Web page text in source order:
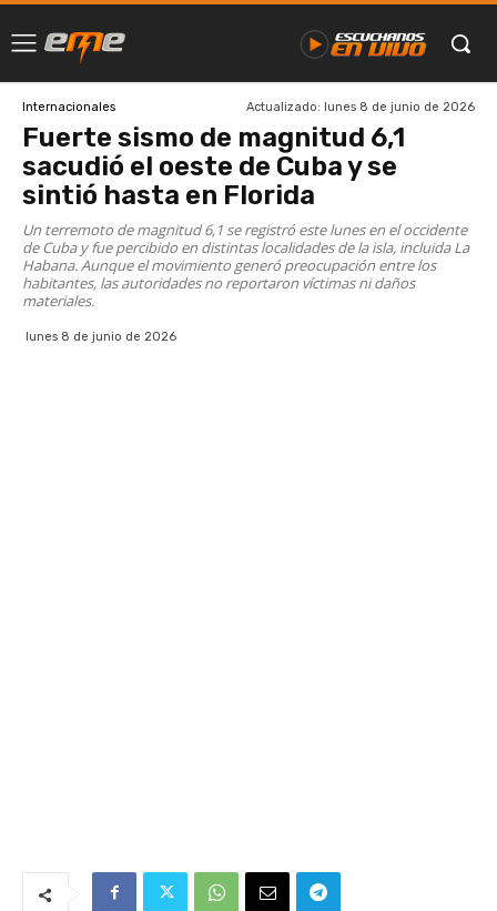
Internacionales Actualizado: lunes 8 de junio de 2026
Fuerte sismo de magnitud 6,1
sacudió el oeste de Cuba y se
sintió hasta en Florida
Un terremoto de magnitud 6,1 se registró este lunes en el occidente
de Cuba y fue percibido en distintas localidades de la isla, incluida La
Habana. Aunque el movimiento generó preocupación entre los
habitantes, las autoridades no reportaron víctimas ni daños
materiales.
lunes 8 de junio de 2026